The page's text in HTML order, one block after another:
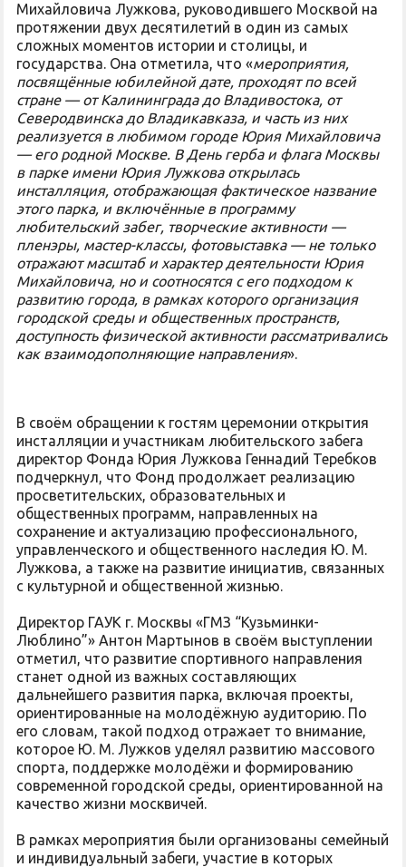
Михайловича Лужкова, руководившего Москвой на
протяжении двух десятилетий в один из самых
сложных моментов истории и столицы, и
государства. Она отметила, что «мероприятия,
посвящённые юбилейной дате, проходят по всей
стране — от Калининграда до Владивостока, от
Северодвинска до Владикавказа, и часть из них
реализуется в любимом городе Юрия Михайловича
— его родной Москве. В День герба и флага Москвы
в парке имени Юрия Лужкова открылась
инсталляция, отображающая фактическое название
этого парка, и включённые в программу
любительский забег, творческие активности —
пленэры, мастер-классы, фотовыставка — не только
отражают масштаб и характер деятельности Юрия
Михайловича, но и соотносятся с его подходом к
развитию города, в рамках которого организация
городской среды и общественных пространств,
доступность физической активности рассматривались
как взаимодополняющие направления».
В своём обращении к гостям церемонии открытия
инсталляции и участникам любительского забега
директор Фонда Юрия Лужкова Геннадий Теребков
подчеркнул, что Фонд продолжает реализацию
просветительских, образовательных и
общественных программ, направленных на
сохранение и актуализацию профессионального,
управленческого и общественного наследия Ю. М.
Лужкова, а также на развитие инициатив, связанных
с культурной и общественной жизнью.
Директор ГАУК г. Москвы «ГМЗ “Кузьминки-
Люблино”» Антон Мартынов в своём выступлении
отметил, что развитие спортивного направления
станет одной из важных составляющих
дальнейшего развития парка, включая проекты,
ориентированные на молодёжную аудиторию. По
его словам, такой подход отражает то внимание,
которое Ю. М. Лужков уделял развитию массового
спорта, поддержке молодёжи и формированию
современной городской среды, ориентированной на
качество жизни москвичей.
В рамках мероприятия были организованы семейный
и индивидуальный забеги, участие в которых